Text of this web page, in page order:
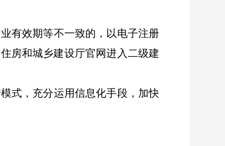
有效期等不一致的，以电子注册
住房和城乡建设厅官网进入二级建
式，充分运用信息化手段，加快